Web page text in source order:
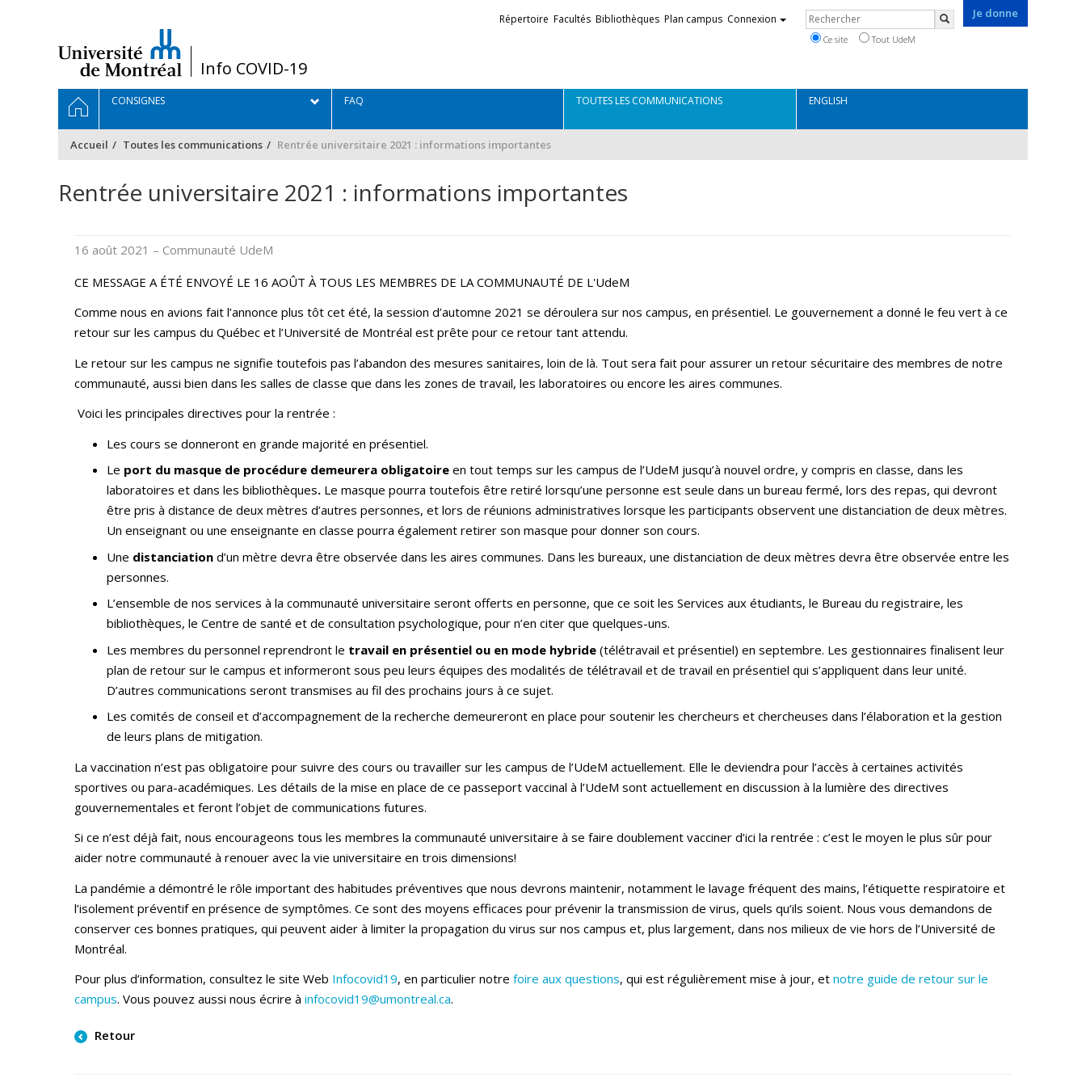
/Info COVID-19
Je donne
Liens
Répertoire Facultés Bibliothèques Plan campus Connexion Rechercher
Ce site Tout UdeM
Navigation
principale
ACCUEILCONSIGNES FAQ TOUTES LES COMMUNICATIONS ENGLISH
Accueil Toutes les communications Rentrée universitaire 2021 : informations importantes
Rentrée universitaire 2021 : informations importantes
16 août 2021 – Communauté UdeM
CE MESSAGE A ÉTÉ ENVOYÉ LE 16 AOÛT À TOUS LES MEMBRES DE LA COMMUNAUTÉ DE L'UdeM
Comme nous en avions fait l’annonce plus tôt cet été, la session d’automne 2021 se déroulera sur nos campus, en présentiel. Le gouvernement a donné le feu vert à ce
retour sur les campus du Québec et l’Université de Montréal est prête pour ce retour tant attendu.
Le retour sur les campus ne signifie toutefois pas l’abandon des mesures sanitaires, loin de là. Tout sera fait pour assurer un retour sécuritaire des membres de notre
communauté, aussi bien dans les salles de classe que dans les zones de travail, les laboratoires ou encore les aires communes.
Voici les principales directives pour la rentrée :
Les cours se donneront en grande majorité en présentiel.
Le port du masque de procédure demeurera obligatoire en tout temps sur les campus de l’UdeM jusqu’à nouvel ordre, y compris en classe, dans les
laboratoires et dans les bibliothèques. Le masque pourra toutefois être retiré lorsqu’une personne est seule dans un bureau fermé, lors des repas, qui devront
être pris à distance de deux mètres d’autres personnes, et lors de réunions administratives lorsque les participants observent une distanciation de deux mètres.
Un enseignant ou une enseignante en classe pourra également retirer son masque pour donner son cours.
Une distanciation d’un mètre devra être observée dans les aires communes. Dans les bureaux, une distanciation de deux mètres devra être observée entre les
personnes.
L’ensemble de nos services à la communauté universitaire seront offerts en personne, que ce soit les Services aux étudiants, le Bureau du registraire, les
bibliothèques, le Centre de santé et de consultation psychologique, pour n’en citer que quelques-uns.
Les membres du personnel reprendront le travail en présentiel ou en mode hybride (télétravail et présentiel) en septembre. Les gestionnaires finalisent leur
plan de retour sur le campus et informeront sous peu leurs équipes des modalités de télétravail et de travail en présentiel qui s’appliquent dans leur unité.
D’autres communications seront transmises au fil des prochains jours à ce sujet.
Les comités de conseil et d’accompagnement de la recherche demeureront en place pour soutenir les chercheurs et chercheuses dans l’élaboration et la gestion
de leurs plans de mitigation.
La vaccination n’est pas obligatoire pour suivre des cours ou travailler sur les campus de l’UdeM actuellement. Elle le deviendra pour l’accès à certaines activités
sportives ou para-académiques. Les détails de la mise en place de ce passeport vaccinal à l’UdeM sont actuellement en discussion à la lumière des directives
gouvernementales et feront l’objet de communications futures.
Si ce n’est déjà fait, nous encourageons tous les membres la communauté universitaire à se faire doublement vacciner d’ici la rentrée : c’est le moyen le plus sûr pour
aider notre communauté à renouer avec la vie universitaire en trois dimensions!
La pandémie a démontré le rôle important des habitudes préventives que nous devrons maintenir, notamment le lavage fréquent des mains, l’étiquette respiratoire et
l’isolement préventif en présence de symptômes. Ce sont des moyens efficaces pour prévenir la transmission de virus, quels qu’ils soient. Nous vous demandons de
conserver ces bonnes pratiques, qui peuvent aider à limiter la propagation du virus sur nos campus et, plus largement, dans nos milieux de vie hors de l’Université de
Montréal.
Pour plus d’information, consultez le site Web Infocovid19, en particulier notre foire aux questions, qui est régulièrement mise à jour, et notre guide de retour sur le
campus. Vous pouvez aussi nous écrire à infocovid19@umontreal.ca.
Retour